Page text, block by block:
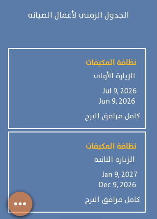
الجدول الزمني لأعمال الصيانة
نظافة المكيفات
الزيارة الأولى
Jul 9, 2026
Jun 9, 2026
كامل مرافق البرج
نظافة المكيفات
الزيارة الثانية
Jan 9, 2027
Dec 9, 2026
كامل مرافق البرج